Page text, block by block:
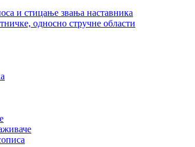
и стицање звања наставника
односно стручне области